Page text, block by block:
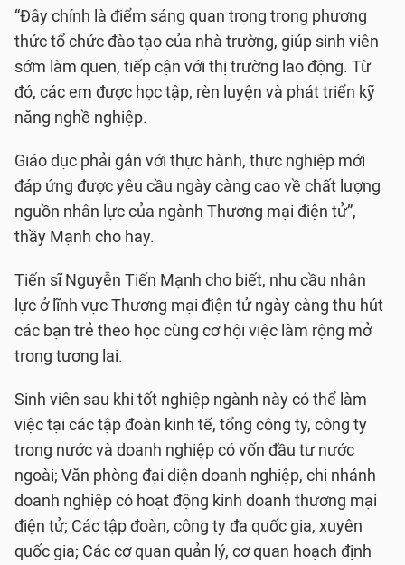
“Đây chính là điểm sáng quan trọng trong phương
thức tổ chức đào tạo của nhà trường, giúp sinh viên
sớm làm quen, tiếp cận với thị trường lao động. Từ
đó, các em được học tập, rèn luyện và phát triển kỹ
năng nghề nghiệp.
Giáo dục phải gắn với thực hành, thực nghiệp mới
đáp ứng được yêu cầu ngày càng cao về chất lượng
nguồn nhân lực của ngành Thương mại điện tử”,
thầy Mạnh cho hay.
Tiến sĩ Nguyễn Tiến Mạnh cho biết, nhu cầu nhân
lực ở lĩnh vực Thương mại điện tử ngày càng thu hút
các bạn trẻ theo học cùng cơ hội việc làm rộng mở
trong tương lai.
Sinh viên sau khi tốt nghiệp ngành này có thể làm
việc tại các tập đoàn kinh tế, tổng công ty, công ty
trong nước và doanh nghiệp có vốn đầu tư nước
ngoài; Văn phòng đại diện doanh nghiệp, chi nhánh
doanh nghiệp có hoạt động kinh doanh thương mại
điện tử; Các tập đoàn, công ty đa quốc gia, xuyên
quốc gia; Các cơ quan quản lý, cơ quan hoạch định